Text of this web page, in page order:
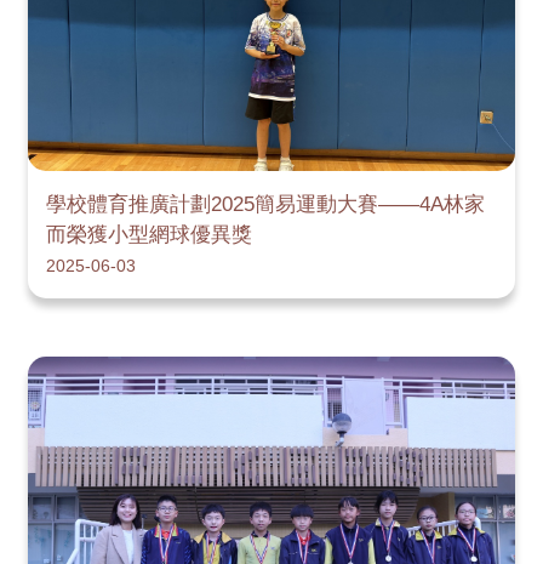
學校體育推廣計劃2025簡易運動大賽——4A林家
而榮獲小型網球優異獎
2025-06-03